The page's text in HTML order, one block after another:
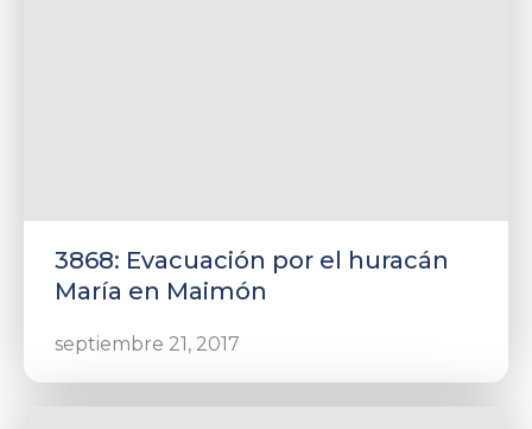
3868: Evacuación por el huracán
María en Maimón
septiembre 21, 2017